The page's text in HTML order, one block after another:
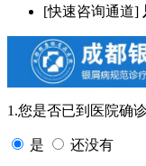
[快速咨询通道]
1.您是否已到医院确
是 还没有